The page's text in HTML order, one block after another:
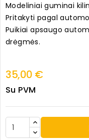
Modeliniai guminai
Pritakyti pagal
Puikiai apsaugo
drėgmės.
35,00 €
Su PVM